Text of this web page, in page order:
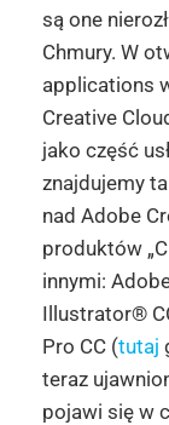
są one
Chmury. W
applications
Creative
jako część
znajdujemy
nad Adobe
produktów
innymi:
Illustrator®
Pro CC (tutaj
teraz
pojawi się w